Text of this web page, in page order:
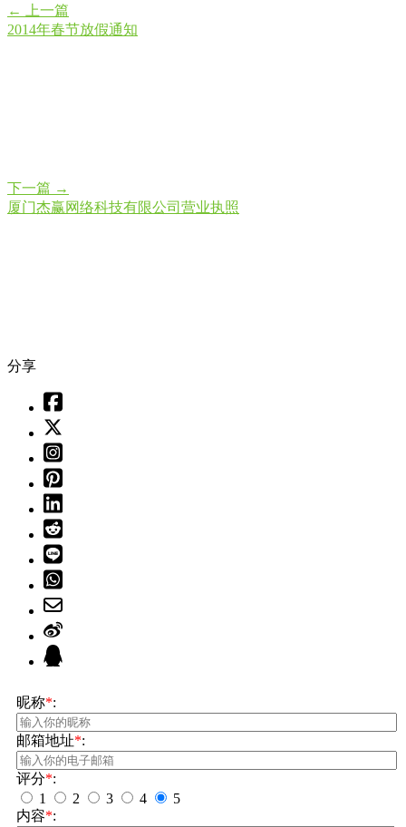
←
上一篇
2014年春节放假通知
下一篇 →
厦门杰赢网络科技有限公司营业执照
分享
昵称*:
邮箱地址*:
评分*:
1
2 3 4
5
内容*: